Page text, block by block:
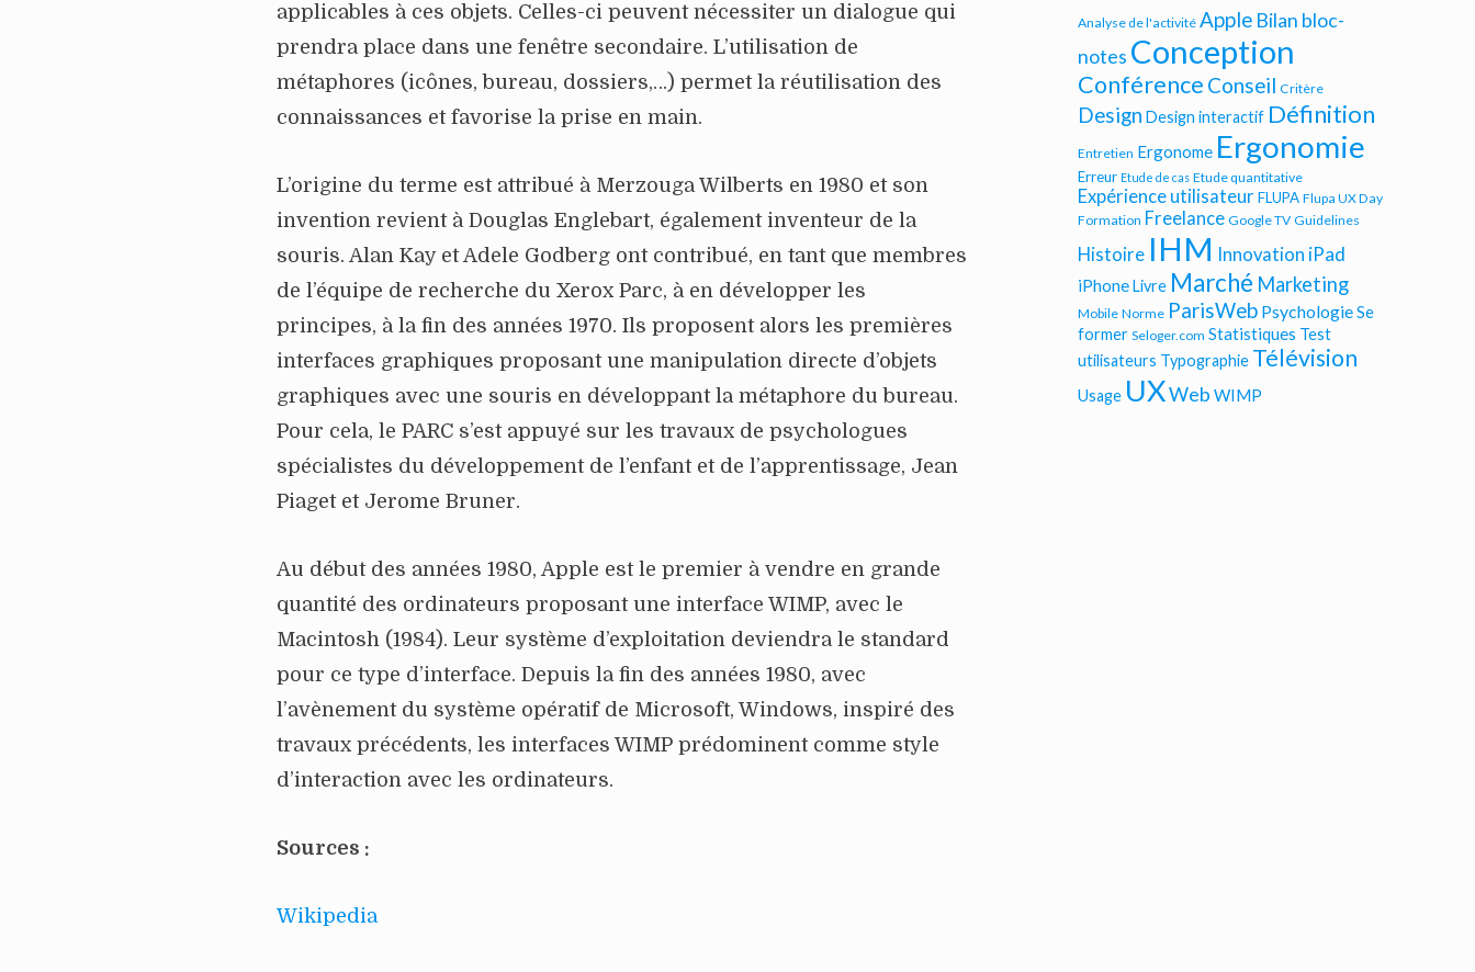
applicables à ces objets. Celles-ci peuvent nécessiter un dialogue qui
prendra place dans une fenêtre secondaire. L’utilisation de
métaphores (icônes, bureau, dossiers,…) permet la réutilisation des
connaissances et favorise la prise en main.
L’origine du terme est attribué à Merzouga Wilberts en 1980 et son
invention revient à Douglas Englebart, également inventeur de la
souris. Alan Kay et Adele Godberg ont contribué, en tant que membres
de l’équipe de recherche du Xerox Parc, à en développer les
principes, à la fin des années 1970. Ils proposent alors les premières
interfaces graphiques proposant une manipulation directe d’objets
graphiques avec une souris en développant la métaphore du bureau.
Pour cela, le PARC s’est appuyé sur les travaux de psychologues
spécialistes du développement de l’enfant et de l’apprentissage, Jean
Piaget et Jerome Bruner.
Au début des années 1980, Apple est le premier à vendre en grande
quantité des ordinateurs proposant une interface WIMP, avec le
Macintosh (1984). Leur système d’exploitation deviendra le standard
pour ce type d’interface. Depuis la fin des années 1980, avec
l’avènement du système opératif de Microsoft, Windows, inspiré des
travaux précédents, les interfaces WIMP prédominent comme style
d’interaction avec les ordinateurs.
Sources :
Wikipedia
Analyse de l'activité Apple Bilan bloc-
notes Conception
Conférence Conseil Critère
Design Design interactif Définition
Entretien Ergonome Ergonomie
Erreur Etude de cas Etude quantitative
Expérience utilisateur FLUPA Flupa UX Day
Formation Freelance Google TV Guidelines
Histoire IHM Innovation iPad
iPhoneLivre Marché Marketing
Mobile Norme ParisWeb PsychologieSe
former Seloger.com Statistiques Test
utilisateurs Typographie Télévision
Usage UXWeb WIMP